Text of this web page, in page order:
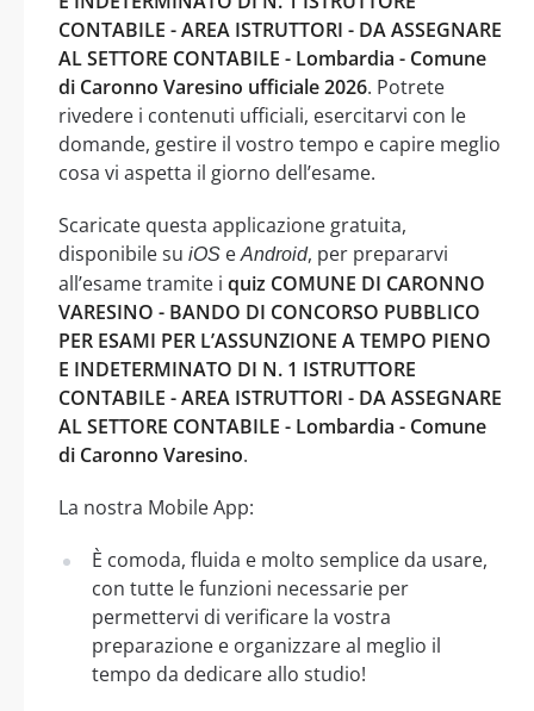
CONTABILE - AREA ISTRUTTORI - DA ASSEGNARE
AL SETTORE CONTABILE - Lombardia - Comune
di Caronno Varesino ufficiale 2026. Potrete
rivedere i contenuti ufficiali, esercitarvi con le
domande, gestire il vostro tempo e capire meglio
cosa vi aspetta il giorno dell’esame.
Scaricate questa applicazione gratuita,
disponibile su iOS eAndroid, per prepararvi
all’esame tramite i quiz COMUNE DI CARONNO
VARESINO - BANDO DI CONCORSO PUBBLICO
PER ESAMI PER L’ASSUNZIONE A TEMPO PIENO
E INDETERMINATO DI N. 1 ISTRUTTORE
CONTABILE - AREA ISTRUTTORI - DA ASSEGNARE
AL SETTORE CONTABILE - Lombardia - Comune
di Caronno Varesino.
La nostra Mobile App:
È comoda, fluida e molto semplice da usare,
con tutte le funzioni necessarie per
permettervi di verificare la vostra
preparazione e organizzare al meglio il
tempo da dedicare allo studio!